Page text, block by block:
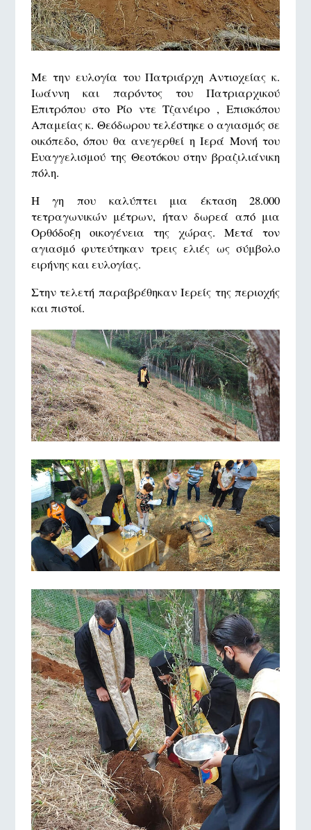
Με την ευλογία του Πατριάρχη Αντιοχείας κ.
Ιωάννη και παρόντος του Πατριαρχικού
Επιτρόπου στο Ρίο ντε Τζανέιρο , Επισκόπου
Απαμείας κ. Θεόδωρου τελέστηκε ο αγιασμός σε
οικόπεδο, όπου θα ανεγερθεί η Ιερά Μονή του
Ευαγγελισμού της Θεοτόκου στην βραζιλιάνικη
πόλη.
Η γη που καλύπτει μια έκταση 28.000
τετραγωνικών μέτρων, ήταν δωρεά από μια
Ορθόδοξη οικογένεια της χώρας. Μετά τον
αγιασμό φυτεύτηκαν τρεις ελιές ως σύμβολο
ειρήνης και ευλογίας.
Στην τελετή παραβρέθηκαν Ιερείς της περιοχής
και πιστοί.